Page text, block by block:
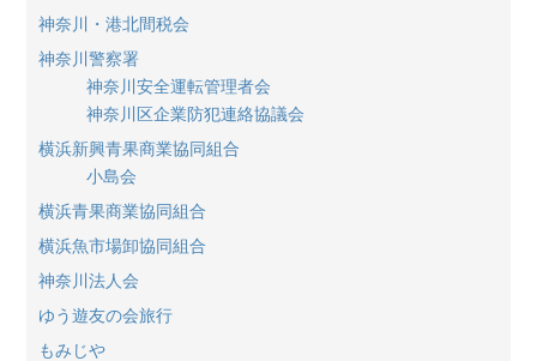
神奈川・港北間税会
神奈川警察署
神奈川安全運転管理者会
神奈川区企業防犯連絡協議会
横浜新興青果商業協同組合
小島会
横浜青果商業協同組合
横浜魚市場卸協同組合
神奈川法人会
ゆう遊友の会旅行
もみじや